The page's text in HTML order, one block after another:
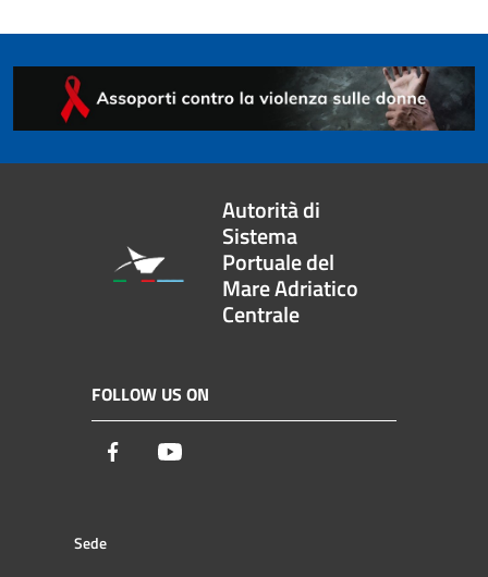
Autorità di
Sistema
Portuale del
Mare Adriatico
Centrale
FOLLOW US ON
Facebook
Sede